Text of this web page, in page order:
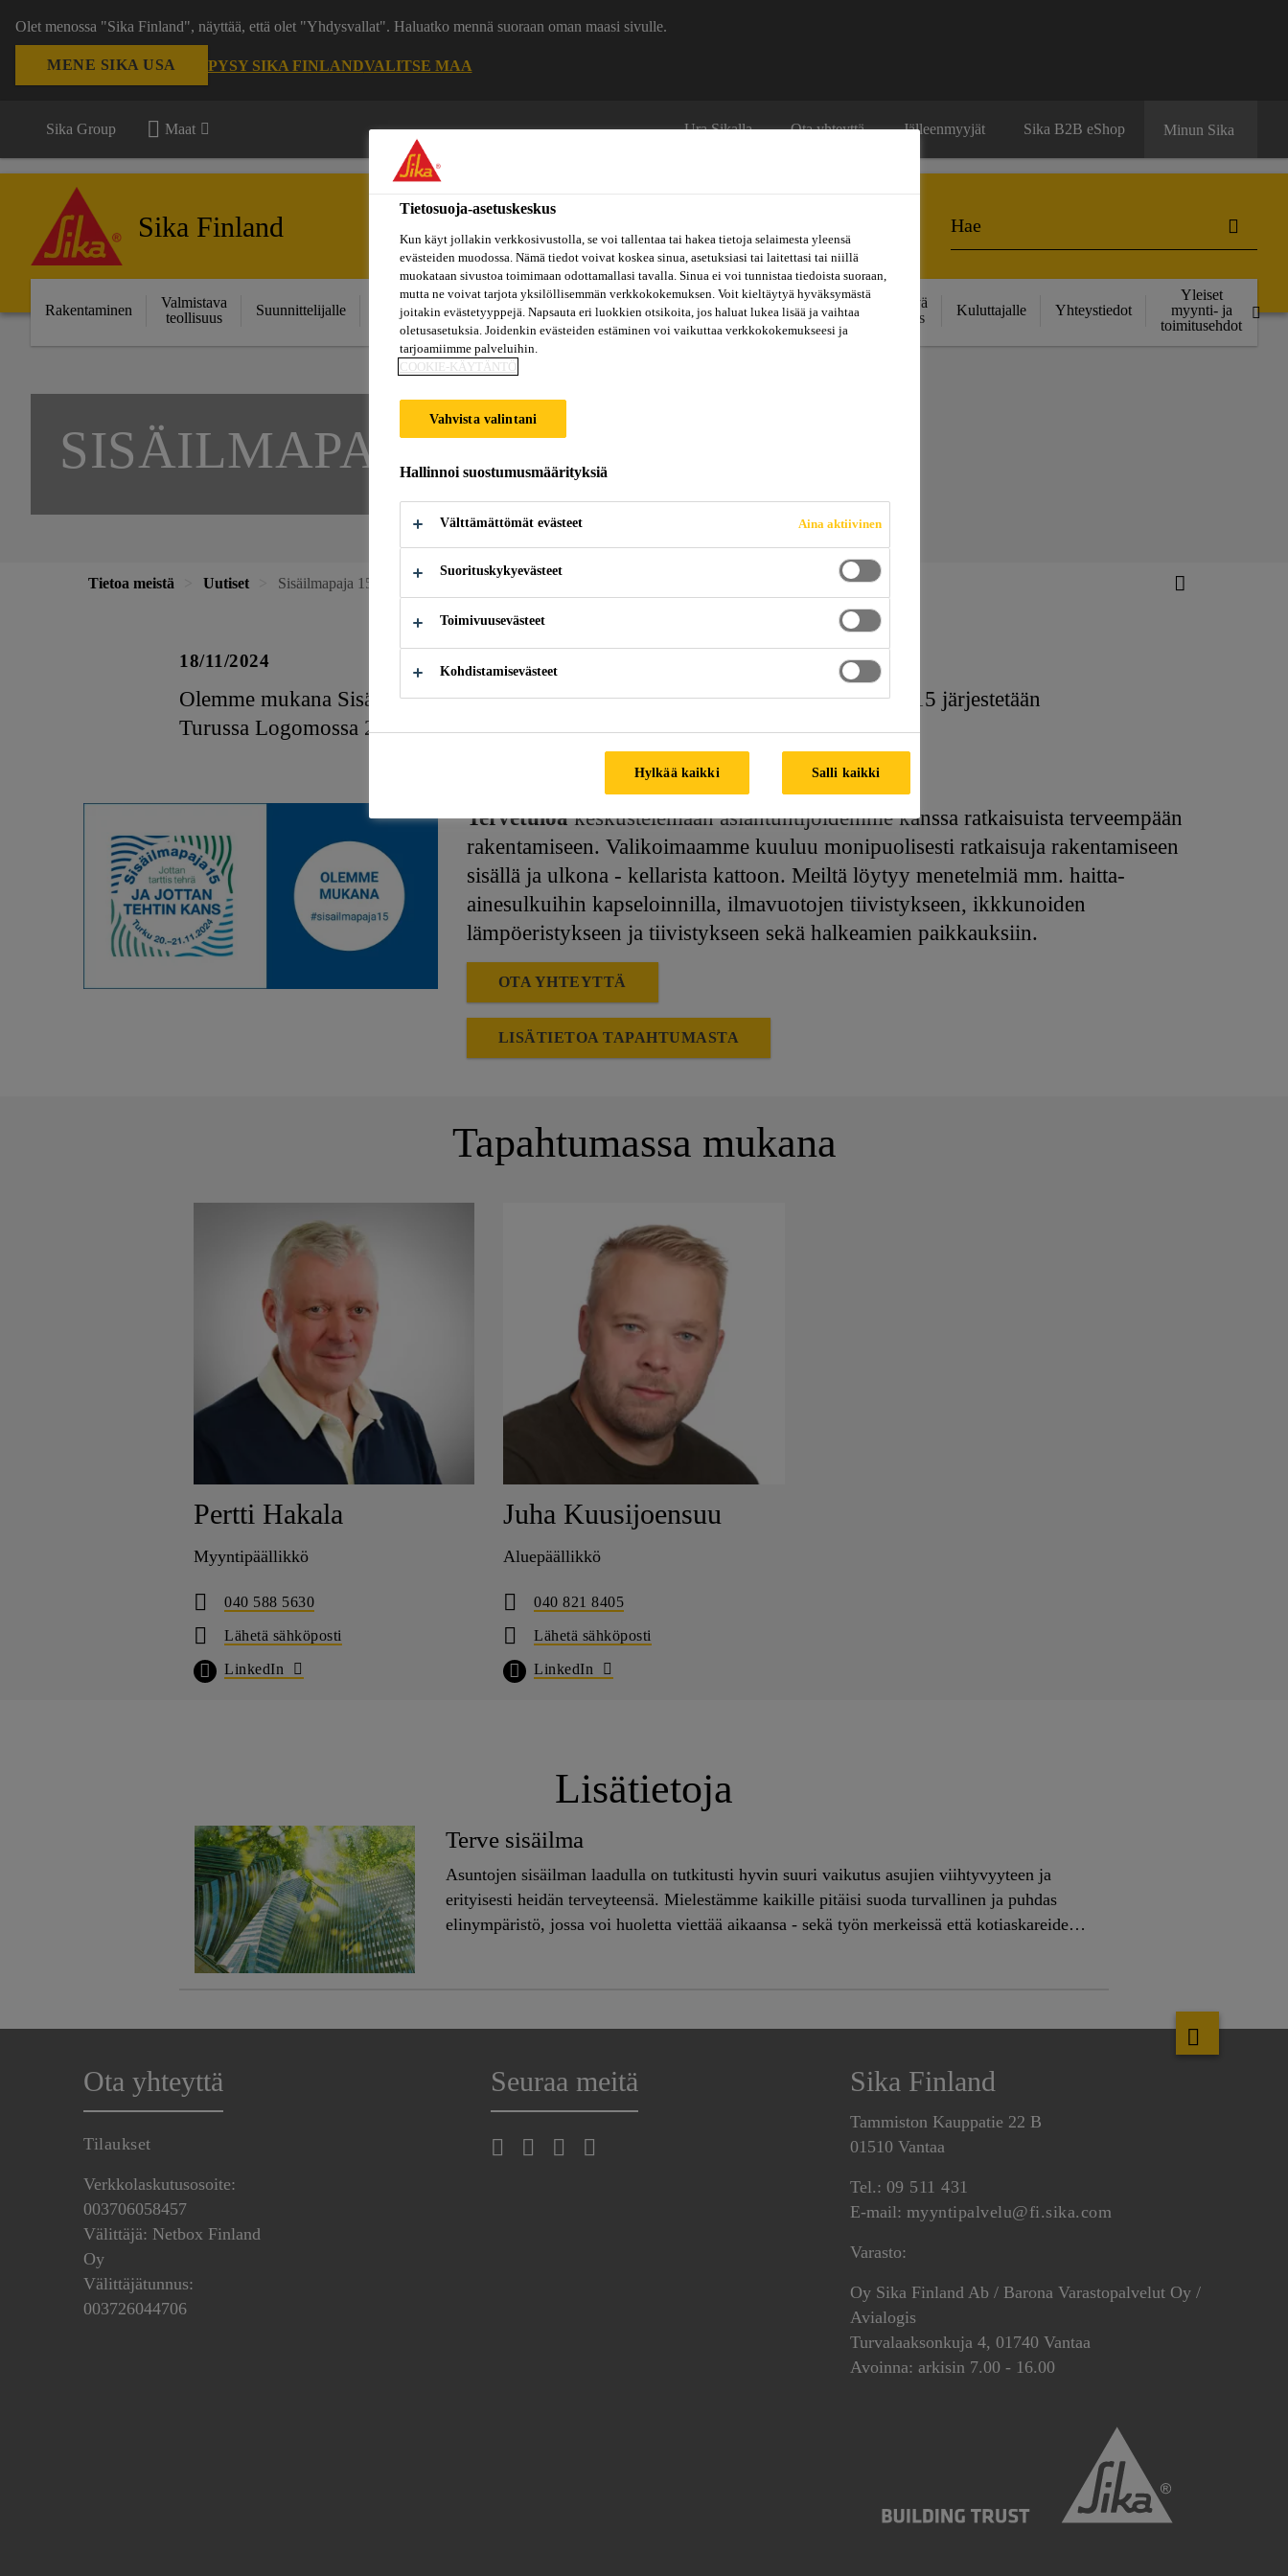
Olet menossa "Sika Finland", näyttää, että olet "Yhdysvallat". Haluatko mennä suoraan oman maasi sivulle.
MENE SIKA USA PYSY SIKA FINLANDVALITSE MAA
Sika Group Maat Ura Sikalla Ota yhteyttä Jälleenmyyjät Sika B2B eShop Minun Sika
Sika Finland
Rakentaminen
Valmistava
teollisuus
Suunnittelijalle
Ratkaisut
projekteihin
Referenssit
Inspiraatiot
ja
konseptit
Dokumenttikirjasto
Tietoa
meistä
Kestävä
kehitys
Kuluttajalle Yhteystiedot
Yleiset
myynti- ja
toimitusehdot
SISÄILMAPAJA 15
Tietoa meistä Uutiset Sisäilmapaja 15
18/11/2024
Olemme mukana Sisäilmayhdistyksen järjestämässä Sisäilmapajassa. Sisäilmapaja 15 järjestetään
Turussa Logomossa 20. - 21.11.2024
Tervetuloakeskustelemaan asiantuntijoidemme kanssa ratkaisuista terveempään
rakentamiseen. Valikoimaamme kuuluu monipuolisesti ratkaisuja rakentamiseen
sisällä ja ulkona - kellarista kattoon. Meiltä löytyy menetelmiä mm. haitta-
ainesulkuihin kapseloinnilla, ilmavuotojen tiivistykseen, ikkkunoiden
lämpöeristykseen ja tiivistykseen sekä halkeamien paikkauksiin.
OTA YHTEYTTÄ
LISÄTIETOA TAPAHTUMASTA
Tapahtumassa mukana
Pertti Hakala
Myyntipäällikkö
040 588 5630
Lähetä sähköposti
LinkedIn
Juha Kuusijoensuu
Aluepäällikkö
040 821 8405
Lähetä sähköposti
LinkedIn
Lisätietoja
Terve sisäilma
Asuntojen sisäilman laadulla on tutkitusti hyvin suuri vaikutus asujien viihtyvyyteen ja
erityisesti heidän terveyteensä. Mielestämme kaikille pitäisi suoda turvallinen ja puhdas
elinympäristö, jossa voi huoletta viettää aikaansa - sekä työn merkeissä että kotiaskareiden
osa tuotteista täyttää myös M1-, EC1, EC1-PLUS rakennusmateriaalien päästöluokitukset.
tuotteistamme ovat pölysidottuja (Dust Reduced). Kaikki tuotteet, joilla on harmonisoitu
Ota yhteyttä
Tilaukset
Verkkolaskutusosoite:
003706058457
Välittäjä: Netbox Finland
Oy
Välittäjätunnus:
003726044706
Seuraa meitä Sika Finland
Tammiston Kauppatie 22 B
01510 Vantaa
Tel.: 09 511 431
E-mail: myyntipalvelu@fi.sika.com
Varasto:
Oy Sika Finland Ab / Barona Varastopalvelut Oy /
Avialogis
Turvalaaksonkuja 4, 01740 Vantaa
Avoinna: arkisin 7.00 - 16.00
Tietosuoja-asetuskeskus
Kun käyt jollakin verkkosivustolla, se voi tallentaa tai hakea tietoja selaimesta yleensä
evästeiden muodossa. Nämä tiedot voivat koskea sinua, asetuksiasi tai laitettasi tai niillä
muokataan sivustoa toimimaan odottamallasi tavalla. Sinua ei voi tunnistaa tiedoista suoraan,
mutta ne voivat tarjota yksilöllisemmän verkkokokemuksen. Voit kieltäytyä hyväksymästä
joitakin evästetyyppejä. Napsauta eri luokkien otsikoita, jos haluat lukea lisää ja vaihtaa
oletusasetuksia. Joidenkin evästeiden estäminen voi vaikuttaa verkkokokemukseesi ja
tarjoamiimme palveluihin.
COOKIE-KÄYTÄNTÖ
Vahvista valintani
Hallinnoi suostumusmäärityksiä
Välttämättömät evästeet Aina aktiivinen
Suorituskykyevästeet
Toimivuusevästeet
Kohdistamisevästeet
Hylkää kaikki Salli kaikki